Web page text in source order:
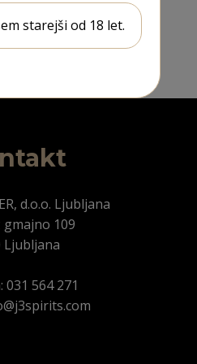
starejši od 18 let.
logotipa ali grafike na
031 564 271
d.o.o. Ljubljana
gmajno 109
Ljubljana
031 564 271